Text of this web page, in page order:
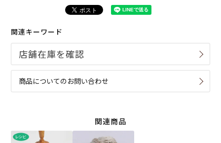
関連キーワード
商品についてのお問い合わせ
関連商品